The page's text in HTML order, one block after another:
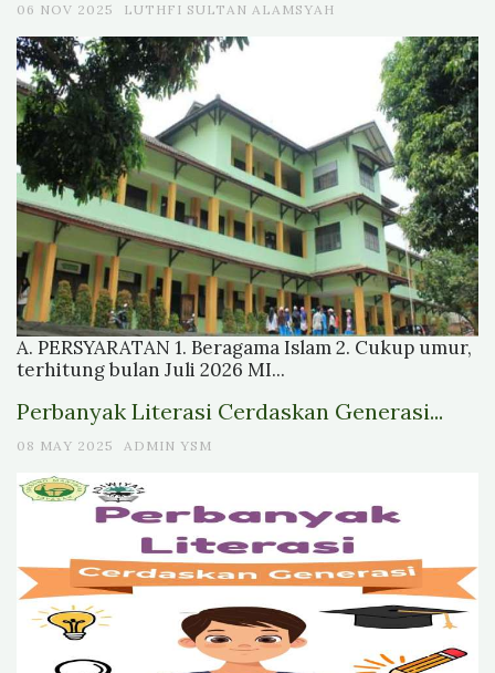
06 NOV 2025 LUTHFI SULTAN ALAMSYAH
A. PERSYARATAN 1. Beragama Islam 2. Cukup umur,
terhitung bulan Juli 2026 MI...
Perbanyak Literasi Cerdaskan Generasi...
08 MAY 2025 ADMIN YSM